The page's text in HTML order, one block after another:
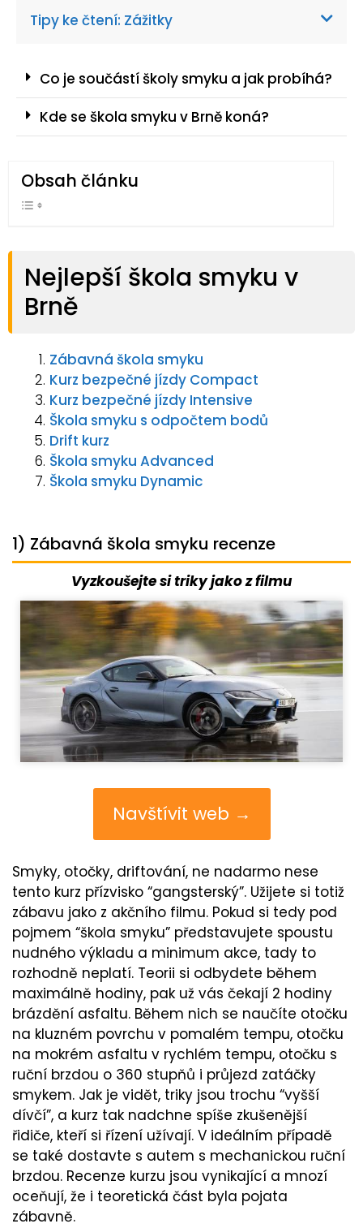
Tipy ke čtení: Zážitky
Co je součástí školy smyku a jak probíhá?
Kde se škola smyku v Brně koná?
Obsah článku
Nejlepší škola smyku v
Brně
Zábavná škola smyku
Kurz bezpečné jízdy Compact
Kurz bezpečné jízdy Intensive
Škola smyku s odpočtem bodů
Drift kurz
Škola smyku Advanced
Škola smyku Dynamic
1) Zábavná škola smyku recenze
Vyzkoušejte si triky jako z filmu
Navštívit web →
Smyky, otočky, driftování, ne nadarmo nese
tento kurz přízvisko “gangsterský”. Užijete si totiž
zábavu jako z akčního filmu. Pokud si tedy pod
pojmem “škola smyku” představujete spoustu
nudného výkladu a minimum akce, tady to
rozhodně neplatí. Teorii si odbydete během
maximálně hodiny, pak už vás čekají 2 hodiny
brázdění asfaltu. Během nich se naučíte otočku
na kluzném povrchu v pomalém tempu, otočku
na mokrém asfaltu v rychlém tempu, otočku s
ruční brzdou o 360 stupňů i průjezd zatáčky
smykem. Jak je vidět, triky jsou trochu “vyšší
dívčí”, a kurz tak nadchne spíše zkušenější
řidiče, kteří si řízení užívají. V ideálním případě
se také dostavte s autem s mechanickou ruční
brzdou. Recenze kurzu jsou vynikající a mnozí
oceňují, že i teoretická část byla pojata
zábavně.